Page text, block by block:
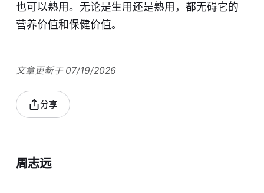
也可以熟用。无论是生用还是熟用，都无碍它的
营养价值和保健价值。
文章更新于 07/19/2026
分享
周志远